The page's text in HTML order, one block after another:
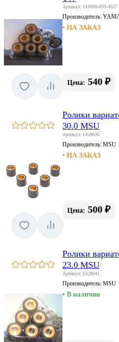
Артикул: 010009-059-4557
Производитель:
• НА ЗАКАЗ
Цена: 540 ₽
Ролики
30.0 MSU
Артикул: UG8630
Производитель: MSU
• НА ЗАКАЗ
Цена: 500 ₽
Ролики
23.0 MSU
Артикул: UG8641
Производитель: MSU
• В наличии